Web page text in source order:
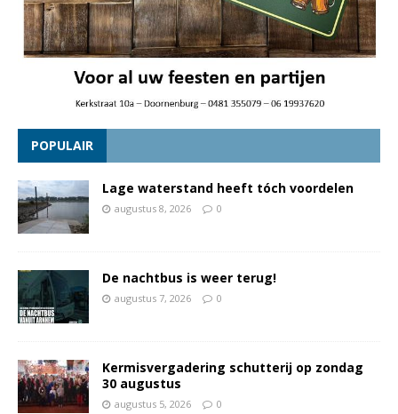
POPULAIR
Lage waterstand heeft tóch voordelen
augustus 8, 2026 0
De nachtbus is weer terug!
augustus 7, 2026 0
Kermisvergadering schutterij op zondag
30 augustus
augustus 5, 2026 0